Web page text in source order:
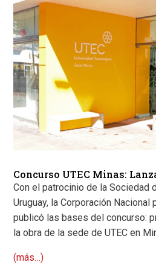
Concurso UTEC Minas:
Con el patrocinio de la Sociedad
Uruguay, la Corporación Nacional
publicó las bases del concurso:
la obra de la sede de UTEC en
(más…)